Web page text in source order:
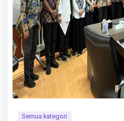
Semua kategori